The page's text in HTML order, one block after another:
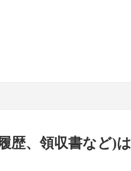
歴、領収書など)は